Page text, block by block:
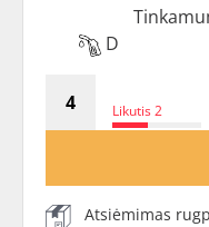
D
Likutis 2
Atsiėmimas